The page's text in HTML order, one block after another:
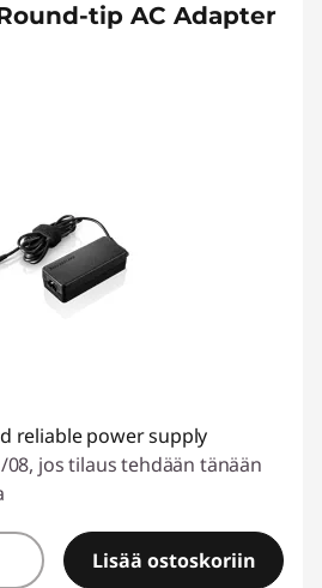
tip AC Adapter
reliable power supply
jos tilaus tehdään tänään
Lisää ostoskoriin